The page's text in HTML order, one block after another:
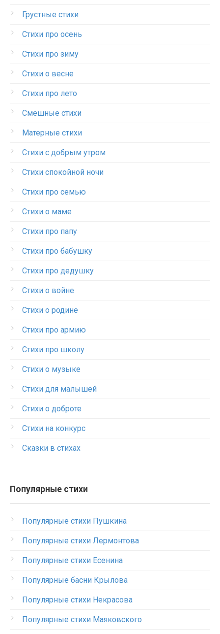
Грустные стихи
Стихи про осень
Стихи про зиму
Стихи о весне
Стихи про лето
Смешные стихи
Матерные стихи
Стихи с добрым утром
Стихи спокойной ночи
Стихи про семью
Стихи о маме
Стихи про папу
Стихи про бабушку
Стихи про дедушку
Стихи о войне
Стихи о родине
Стихи про армию
Стихи про школу
Стихи о музыке
Стихи для малышей
Стихи о доброте
Стихи на конкурс
Сказки в стихах
Популярные стихи
Популярные стихи Пушкина
Популярные стихи Лермонтова
Популярные стихи Есенина
Популярные басни Крылова
Популярные стихи Некрасова
Популярные стихи Маяковского